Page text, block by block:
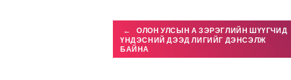
Post
←
ОЛОН УЛСЫН А ЗЭРЭГЛИЙН ШҮҮГЧИД
ҮНДЭСНИЙ ДЭЭД ЛИГИЙГ ДЭНСЭЛЖ
БАЙНА